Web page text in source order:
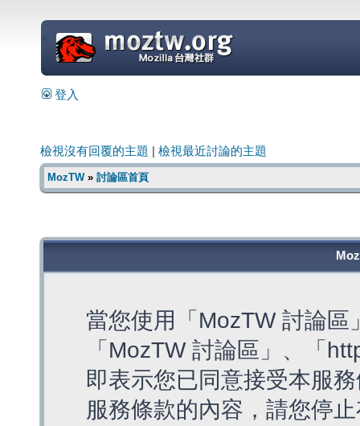
=
登入
檢視沒有回覆的主題 檢視最近討論的主題
MozTW» 討論區首頁
當您使用「MozTW 討論
「MozTW 討論區」、「
即表示您已同意接受本服
服務條款的內容，請您停